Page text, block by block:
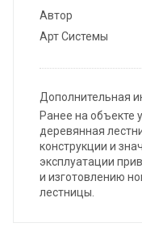
Автор
Арт Системы
Дополнительная
Ранее на объекте
деревянная
конструкции и
эксплуатации
и изготовлению
лестницы.